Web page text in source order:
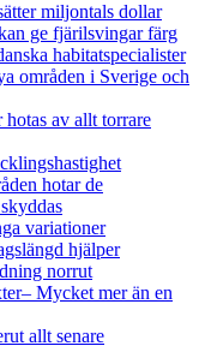
miljontals dollar
ge fjärilsvingar färg
habitatspecialister
områden i Sverige och
hotas av allt torrare
hotar de
variationer
hjälper
norrut
Mycket mer än en
allt senare